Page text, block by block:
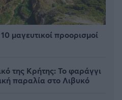
μαγευτικοί προορισμοί
της Κρήτης: Το φαράγγι
παραλία στο Λιβυκό